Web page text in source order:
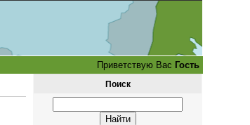
Приветствую Вас Гость
Поиск